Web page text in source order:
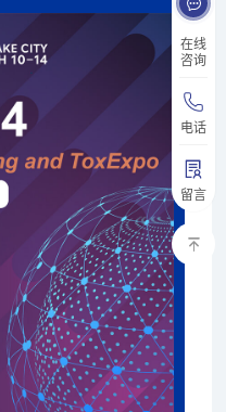
在线
咨询
电话
留言